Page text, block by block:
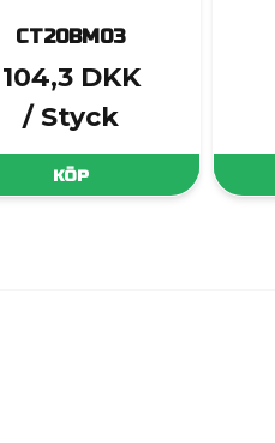
CT20BM03
104,3 DKK
/ Styck
KÖP